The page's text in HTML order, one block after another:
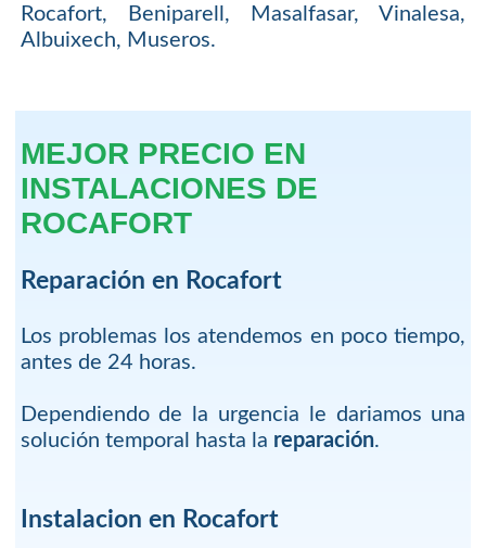
Rocafort, Beniparell, Masalfasar, Vinalesa,
Albuixech, Museros.
MEJOR PRECIO EN
INSTALACIONES DE
ROCAFORT
Reparación en Rocafort
Los problemas los atendemos en poco tiempo,
antes de 24 horas.
Dependiendo de la urgencia le dariamos una
solución temporal hasta la reparación.
Instalacion en Rocafort